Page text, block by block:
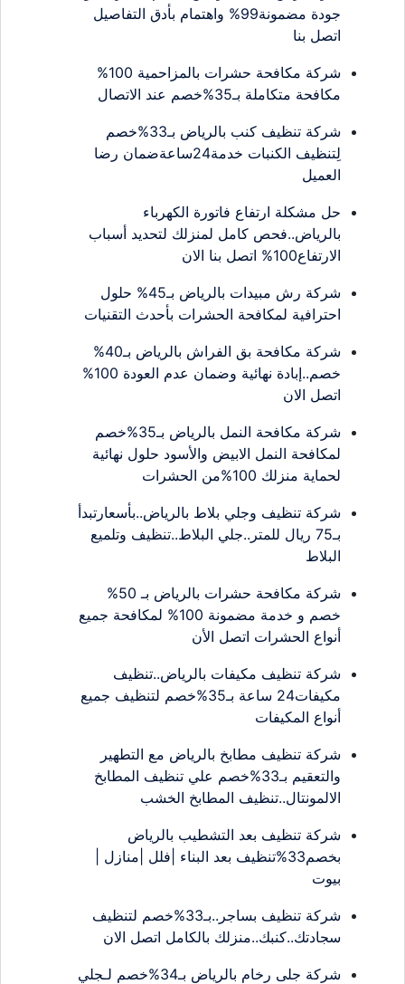
جودة مضمونة99% واهتمام بأدق التفاصيل
اتصل بنا
شركة مكافحة حشرات بالمزاحمية 100%
مكافحة متكاملة بـ35%خصم عند الاتصال
شركة تنظيف كنب بالرياض بـ33%خصم
لِتنظيف الكنبات خدمة24ساعةضمان رضا
العميل
حل مشكلة ارتفاع فاتورة الكهرباء
بالرياض..فحص كامل لمنزلك لتحديد أسباب
الارتفاع100% اتصل بنا الان
شركة رش مبيدات بالرياض بـ45% حلول
احترافية لمكافحة الحشرات بأحدث التقنيات
شركة مكافحة بق الفراش بالرياض بـ40%
خصم..إبادة نهائية وضمان عدم العودة 100%
اتصل الان
شركة مكافحة النمل بالرياض بـ35%خصم
لمكافحة النمل الابيض والأسود حلول نهائية
لحماية منزلك 100%من الحشرات
شركة تنظيف وجلي بلاط بالرياض..بأسعارتبدأ
بـ75 ريال للمتر..جلي البلاط..تنظيف وتلميع
البلاط
شركة مكافحة حشرات بالرياض بـ 50%
خصم و خدمة مضمونة 100% لمكافحة جميع
أنواع الحشرات اتصل الأن
شركة تنظيف مكيفات بالرياض..تنظيف
مكيفات24 ساعة بـ35%خصم لتنظيف جميع
أنواع المكيفات
شركة تنظيف مطابخ بالرياض مع التطهير
والتعقيم بـ33%خصم علي تنظيف المطابخ
الالمونتال..تنظيف المطابخ الخشب
شركة تنظيف بعد التشطيب بالرياض
بخصم33%تنظيف بعد البناء |فلل |منازل |
بيوت
شركة تنظيف بساجر..بـ33%خصم لتنظيف
سجادتك..كنبك..منزلك بالكامل اتصل الان
شركة جلى رخام بالرياض بـ34%خصم لـجلي